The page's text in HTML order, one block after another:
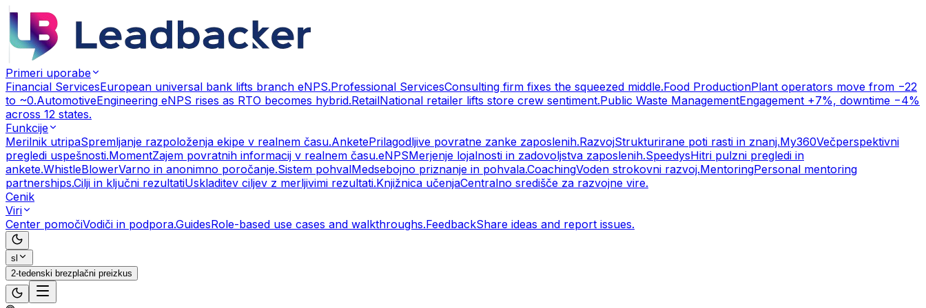
Primeri uporabe
Financial ServicesEuropean universal bank lifts branch eNPS.Professional ServicesConsulting firm fixes the squeezed middle.Food ProductionPlant operators move from −22
to ~0.AutomotiveEngineering eNPS rises as RTO becomes hybrid.RetailNational retailer lifts store crew sentiment.Public Waste ManagementEngagement +7%, downtime −4%
across 12 states.
Funkcije
Merilnik utripaSpremljanje razpoloženja ekipe v realnem času.AnketePrilagodljive povratne zanke zaposlenih.RazvojStrukturirane poti rasti in znanj.My360Večperspektivni
pregledi uspešnosti.MomentZajem povratnih informacij v realnem času.eNPSMerjenje lojalnosti in zadovoljstva zaposlenih.SpeedysHitri pulzni pregledi in
ankete.WhistleBlowerVarno in anonimno poročanje.Sistem pohvalMedsebojno priznanje in pohvala.CoachingVoden strokovni razvoj.MentoringPersonal mentoring
partnerships.Cilji in ključni rezultatiUskladitev ciljev z merljivimi rezultati.Knjižnica učenjaCentralno središče za razvojne vire.
Cenik
Viri
Center pomočiVodiči in podpora.GuidesRole-based use cases and walkthroughs.FeedbackShare ideas and report issues.
sl
2-tedenski brezplačni preizkus